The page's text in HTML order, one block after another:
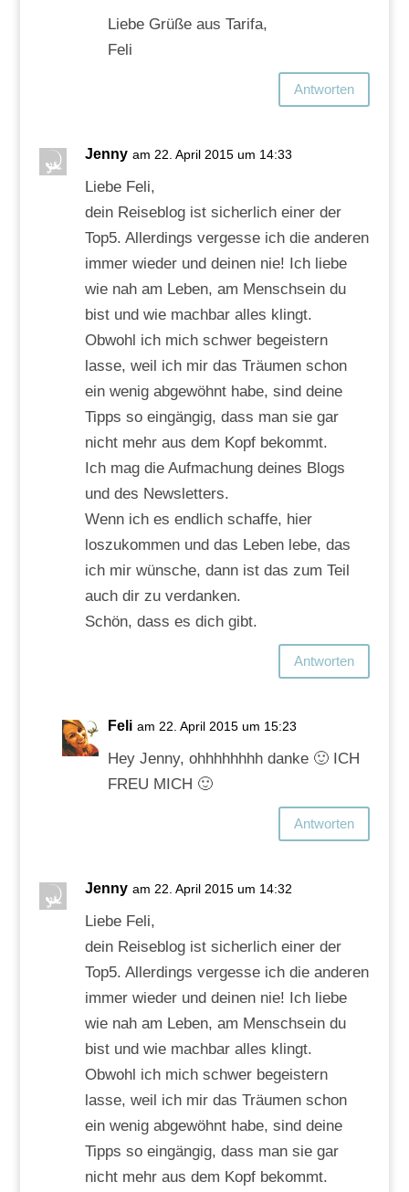
Liebe Grüße aus Tarifa,
Feli
Antworten
Jenny am 22. April 2015 um 14:33
Liebe Feli,
dein Reiseblog ist sicherlich einer der
Top5. Allerdings vergesse ich die anderen
immer wieder und deinen nie! Ich liebe
wie nah am Leben, am Menschsein du
bist und wie machbar alles klingt.
Obwohl ich mich schwer begeistern
lasse, weil ich mir das Träumen schon
ein wenig abgewöhnt habe, sind deine
Tipps so eingängig, dass man sie gar
nicht mehr aus dem Kopf bekommt.
Ich mag die Aufmachung deines Blogs
und des Newsletters.
Wenn ich es endlich schaffe, hier
loszukommen und das Leben lebe, das
ich mir wünsche, dann ist das zum Teil
auch dir zu verdanken.
Schön, dass es dich gibt.
Antworten
Feli am 22. April 2015 um 15:23
Hey Jenny, ohhhhhhhh danke 🙂 ICH
FREU MICH 🙂
Antworten
Jenny am 22. April 2015 um 14:32
Liebe Feli,
dein Reiseblog ist sicherlich einer der
Top5. Allerdings vergesse ich die anderen
immer wieder und deinen nie! Ich liebe
wie nah am Leben, am Menschsein du
bist und wie machbar alles klingt.
Obwohl ich mich schwer begeistern
lasse, weil ich mir das Träumen schon
ein wenig abgewöhnt habe, sind deine
Tipps so eingängig, dass man sie gar
nicht mehr aus dem Kopf bekommt.